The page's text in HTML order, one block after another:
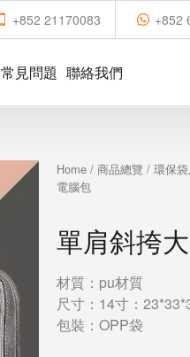
+852 21170083 +852
常見問題 聯絡我們
Home /商品總覽 /環保
電腦包
單肩斜挎
材質：pu材質
尺寸：14寸：
包裝：OPP袋